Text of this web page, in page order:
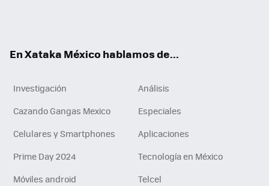
En Xataka México hablamos de...
Investigación
Análisis
Cazando Gangas Mexico
Especiales
Celulares y Smartphones
Aplicaciones
Prime Day 2024
Tecnología en México
Móviles android
Telcel